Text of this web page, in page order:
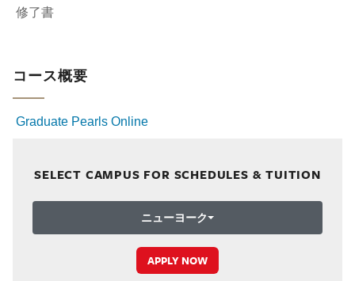
修了書
コース概要
Graduate Pearls Online
SELECT CAMPUS FOR SCHEDULES & TUITION
ニューヨーク
APPLY NOW